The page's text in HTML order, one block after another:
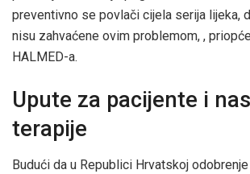
preventivno se povlači cijela serija lijeka,
nisu zahvaćene ovim problemom, ,
HALMED-a.
Upute za pacijente i
terapije
Budući da u Republici Hrvatskoj